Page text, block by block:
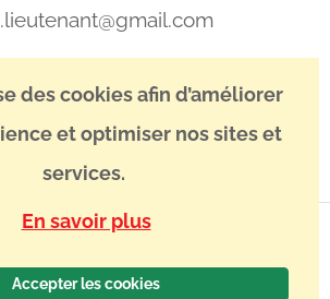
BIC : BBRUBEBB
des cookies afin d’améliorer
et optimiser nos sites et
services.
En savoir plus
Accepter les cookies